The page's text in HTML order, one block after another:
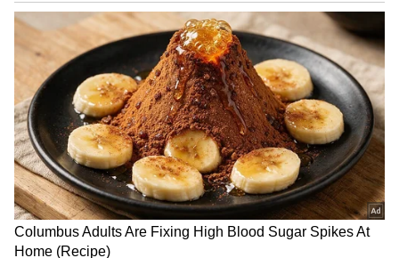
Add Asianetnews Tamil as a Preferred